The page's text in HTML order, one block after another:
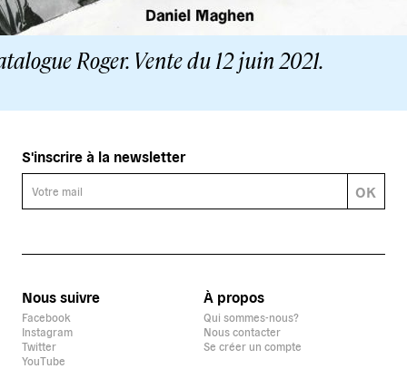
Roger. Vente du 12 juin 2021.
Nous suivre
Facebook
Instagram
Twitter
YouTube
À propos
Qui sommes-nous?
Nous contacter
Se créer un compte
S'inscrire à la newsletter
OK